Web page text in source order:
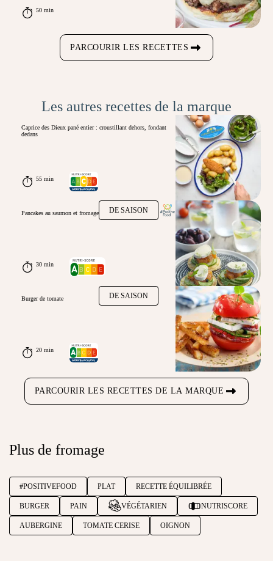
50 min
PARCOURIR LES RECETTES
Les autres recettes de la marque
Caprice des Dieux pané entier : croustillant dehors, fondant
dedans
55 min
DE SAISON
Pancakes au saumon et fromage
30 min
DE SAISON
Burger de tomate
20 min
PARCOURIR LES RECETTES DE LA MARQUE
Plus de fromage
#POSITIVEFOOD PLAT RECETTE ÉQUILIBRÉE
BURGER PAIN VÉGÉTARIEN NUTRISCORE
AUBERGINE TOMATE CERISE OIGNON